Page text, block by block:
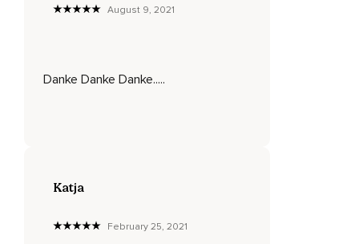
Wenn du das möchtest und wir nehmen uns noch mal kurz
Ausatmen wieder zurückzieht.
August 9, 2021
Danke Danke Danke.....
Katja
February 25, 2021